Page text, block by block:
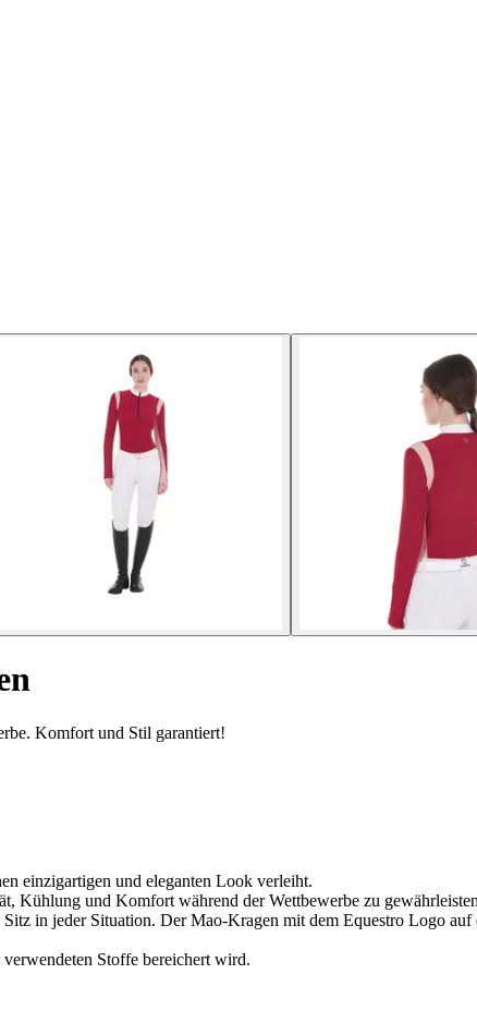
Komfort und Stil garantiert!
einzigartigen und eleganten Look verleiht.
Kühlung und Komfort während der Wettbewerbe zu
in jeder Situation. Der Mao-Kragen mit dem Equestro Logo
Stoffe bereichert wird.